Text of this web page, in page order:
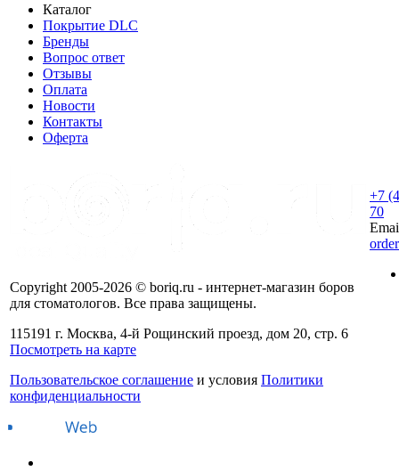
Каталог
Покрытие DLC
Бренды
Вопрос ответ
Отзывы
Оплата
Новости
Контакты
Оферта
Copyright 2005-2026 © boriq.ru - интернет-магазин боров
для стоматологов. Все права защищены.
115191 г. Москва, 4-й Рощинский проезд, дом 20, стр. 6
Посмотреть на карте
Пользовательское соглашение и условия Политики
конфиденциальности
+7
70